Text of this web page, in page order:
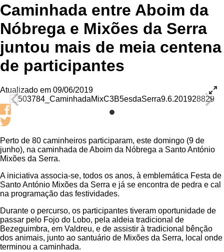
Caminhada entre Aboim da
Nóbrega e Mixões da Serra
juntou mais de meia centena
de participantes
Atualizado em 09/06/2019
Perto de 80 caminheiros participaram, este domingo (9 de
junho), na caminhada de Aboim da Nóbrega a Santo António
Mixões da Serra.
A iniciativa associa-se, todos os anos, à emblemática Festa de
Santo António Mixões da Serra e já se encontra de pedra e cal
na programação das festividades.
Durante o percurso, os participantes tiveram oportunidade de
passar pelo Fojo do Lobo, pela aldeia tradicional de
Bezeguimbra, em Valdreu, e de assistir à tradicional bênção
dos animais, junto ao santuário de Mixões da Serra, local onde
terminou a caminhada.